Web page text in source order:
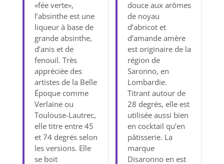
«fée verte»,
l’absinthe est une
liqueur à base de
grande absinthe,
d’anis et de
fenouil. Très
appréciée des
artistes de la Belle
Époque comme
Verlaine ou
Toulouse-Lautrec,
elle titre entre 45
et 74 degrés selon
les versions. Elle
se boit
douce aux arômes
de noyau
d’abricot et
d’amande amère
est originaire de la
région de
Saronno, en
Lombardie.
Titrant autour de
28 degrés, elle est
utilisée aussi bien
en cocktail qu’en
pâtisserie. La
marque
Disaronno en est